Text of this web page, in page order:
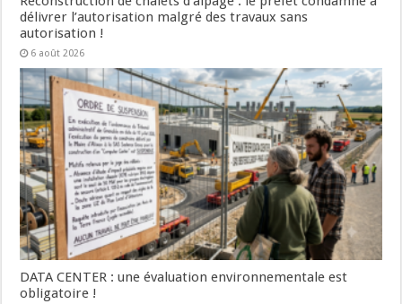
délivrer l’autorisation malgré des travaux sans
autorisation !
6 août 2026
DATA CENTER : une évaluation environnementale est
obligatoire !